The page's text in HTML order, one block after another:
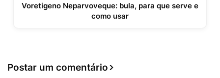
Voretigeno Neparvoveque: bula, para que serve e
como usar
Postar um comentário